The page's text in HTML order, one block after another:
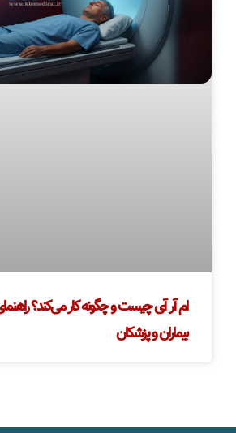
ام آر آی چیست و چگونه کار می‌کند؟ راهنمای
بیماران و پزشکان